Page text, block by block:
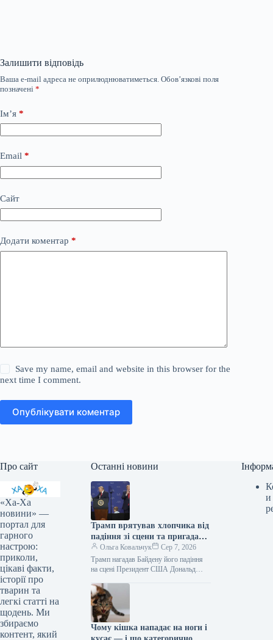
Залишити відповідь
Ваша e-mail адреса не оприлюднюватиметься. Обов’язкові поля
позначені *
Ім’я *
Email *
Сайт
Додати коментар *
Save my name, email and website in this browser for the
next time I comment.
Опублікувати коментар
Про сайт
«Ха-Ха
новини» —
портал для
гарного
настрою:
приколи,
цікаві факти,
історії про
тварин та
легкі статті на
щодень. Ми
збираємо
контент, який
Останні новини
Трамп врятував хлопчика від
падіння зі сцени та пригадав
Байдена (відео)
Ольга Ковальчук
Сер 7, 2026
Трамп нагадав Байдену його падіння
на сцені Президент США Дональд
сцени та обмовився про…
Чому кішка нападає на ноги і
и